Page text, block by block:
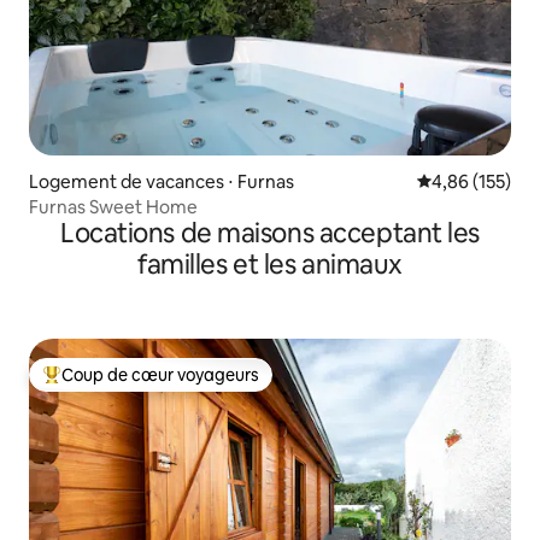
Logement de vacances ⋅ Furnas Évaluation
4,86 (155)
Furnas Sweet Home
Locations de maisons acceptant les
familles et les animaux
Coups de cœur voyageurs les plus appréciés
Coup de cœur voyageurs